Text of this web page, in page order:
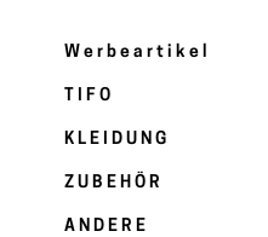
Werbeartikel
TIFO
KLEIDUNG
ZUBEHÖR
ANDERE